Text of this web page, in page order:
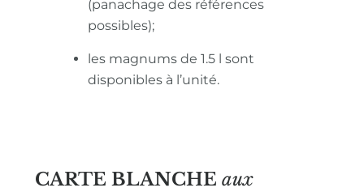
(panachage des références
possibles);
les magnums de 1.5 l sont
disponibles à l’unité.
CARTE BLANCHE aux